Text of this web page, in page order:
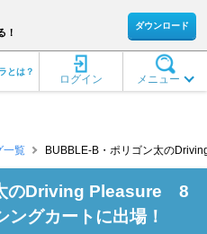
！
ダウンロード
メニュー
ログイン
とは？
一覧 BUBBLE-B・ポリゴン太の
のDriving Pleasure 8
ングカートに出場！